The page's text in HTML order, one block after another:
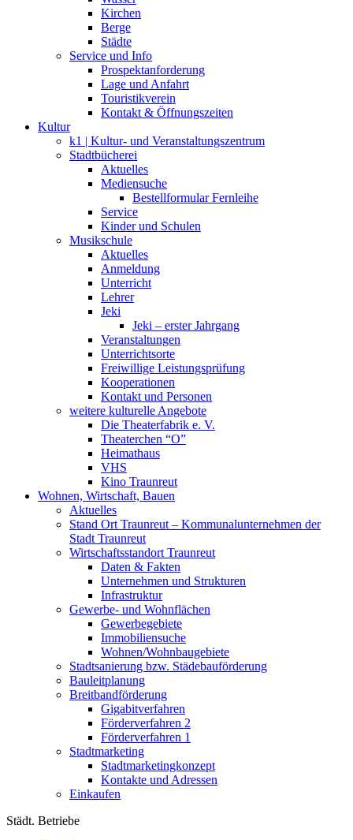
Kirchen
Berge
Städte
Service und Info
Prospektanforderung
Lage und Anfahrt
Touristikverein
Kontakt & Öffnungszeiten
Kultur
k1 | Kultur- und Veranstaltungszentrum
Stadtbücherei
Aktuelles
Mediensuche
Bestellformular Fernleihe
Service
Kinder und Schulen
Musikschule
Aktuelles
Anmeldung
Unterricht
Lehrer
Jeki
Jeki – erster Jahrgang
Veranstaltungen
Unterrichtsorte
Freiwillige Leistungsprüfung
Kooperationen
Kontakt und Personen
weitere kulturelle Angebote
Die Theaterfabrik e. V.
Theaterchen “O”
Heimathaus
VHS
Kino Traunreut
Wohnen, Wirtschaft, Bauen
Aktuelles
Stand Ort Traunreut – Kommunalunternehmen der
Stadt Traunreut
Wirtschaftsstandort Traunreut
Daten & Fakten
Unternehmen und Strukturen
Infrastruktur
Gewerbe- und Wohnflächen
Gewerbegebiete
Immobiliensuche
Wohnen/Wohnbaugebiete
Stadtsanierung bzw. Städebauförderung
Bauleitplanung
Breitbandförderung
Gigabitverfahren
Förderverfahren 2
Förderverfahren 1
Stadtmarketing
Stadtmarketingkonzept
Kontakte und Adressen
Einkaufen
Städt. Betriebe